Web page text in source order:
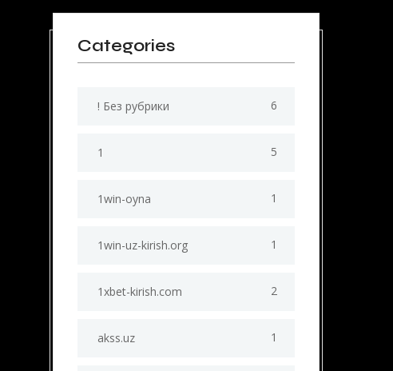
Categories
! Без рубрики 6
1 5
1win-oyna 1
1win-uz-kirish.org 1
1xbet-kirish.com 2
akss.uz 1